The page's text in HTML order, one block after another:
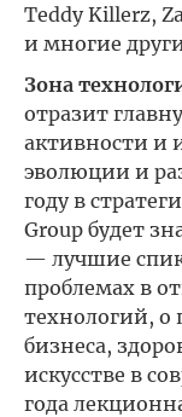
Teddy Killerz,
и многие
Зона
отразит
активности и
эволюции и
году в
Group будет
— лучшие
проблемах в
технологий, о
бизнеса,
искусстве в
года